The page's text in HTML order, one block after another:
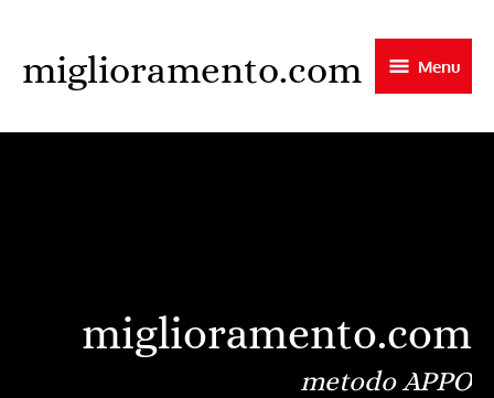
to
content
miglioramento.com Menu
miglioramento.com
metodo APPO